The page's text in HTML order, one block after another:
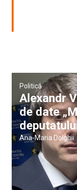
Politică
Alexandr
de date
Ana-Maria Dolghii